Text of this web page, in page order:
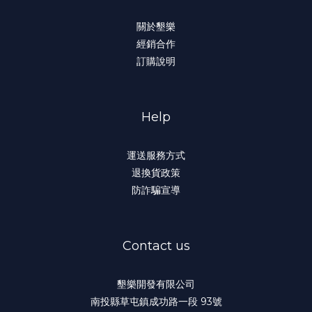
關於墾樂
經銷合作
訂購說明
Help
運送服務方式
退換貨政策
防詐騙宣導
Contact us
墾樂開發有限公司
南投縣草屯鎮成功路一段 93號